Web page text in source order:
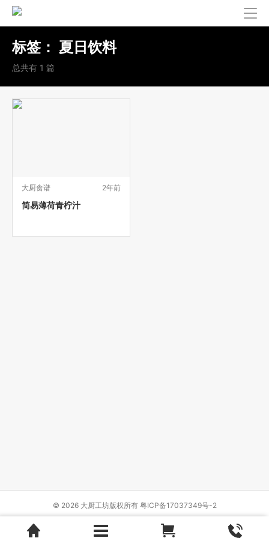
标签： 夏日饮料
总共有 1 篇
大厨食谱 2年前
简易薄荷青柠汁
© 2026 大厨工坊版权所有 粤ICP备17037349号-2